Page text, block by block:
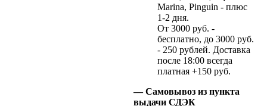
Marina, Pinguin - плюс
1-2 дня.
От 3000 руб. -
бесплатно, до 3000 руб.
- 250 рублей. Доставка
после 18:00 всегда
платная +150 руб.
— Самовывоз из пункта
выдачи СДЭК